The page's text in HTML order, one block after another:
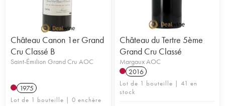
Château Canon 1er Grand
Cru Classé B
Saint-Émilion Grand Cru AOC
1975
Lot de 1 bouteille | 0 enchère
Château du Tertre 5ème
Grand Cru Classé
Margaux AOC
2016
Lot de 1 bouteille | 41 en
stock